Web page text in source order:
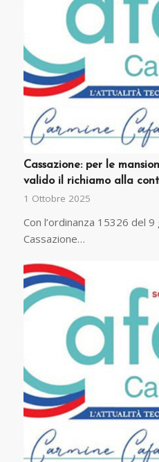
Cassazione: per le
valido il richiamo alla
1 Ottobre 2025
Con l’ordinanza 15326 del
Cassazione…